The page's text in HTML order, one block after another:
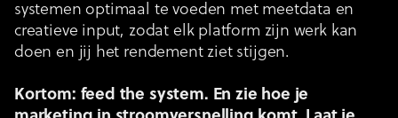
systemen optimaal te voeden met meetdata en
creatieve input, zodat elk platform zijn werk kan
doen en jij het rendement ziet stijgen.
Kortom: feed the system. En zie hoe je